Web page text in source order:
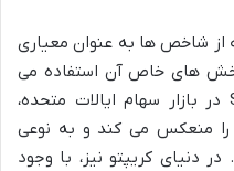
از شاخص ها به عنوان معیاری
های خاص آن استفاده می
کنند. برای مثال، شاخص S&P 500 در بازار سهام ایالات متحده،
کشور را منعکس می کند و به نوعی
دنیای کریپتو نیز، با وجود